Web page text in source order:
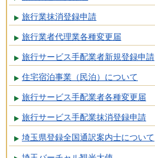
旅行業抹消登録申請
旅行業者代理業各種変更届
旅行サービス手配業者新規登録申請
住宅宿泊事業（民泊）について
旅行サービス手配業者各種変更届
旅行サービス手配業抹消登録申請
埼玉県登録全国通訳案内士について